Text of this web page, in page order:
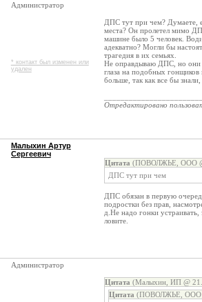
Aдминистратор
* контакт был изменен или
удален
ДПС тут при чем? Думаете,
места? Он пролетел мимо
машине было 5 человек.
адекватно? Могли бы
трагедия в их семьях.
Не оправдываю ДПС, но они
глаза на подобных
больше, так как все бы
Отредактировано
Малыхин Артур
Сергеевич
Цитата (ПОВОЛЖЬЕ, ООО
ДПС тут при чем
ДПС обязан в первую
подростки без прав,
д.Не надо гонки
ловите.
Aдминистратор
Цитата (Малыхин, ИП @
Цитата (ПОВОЛЖЬЕ, ООО